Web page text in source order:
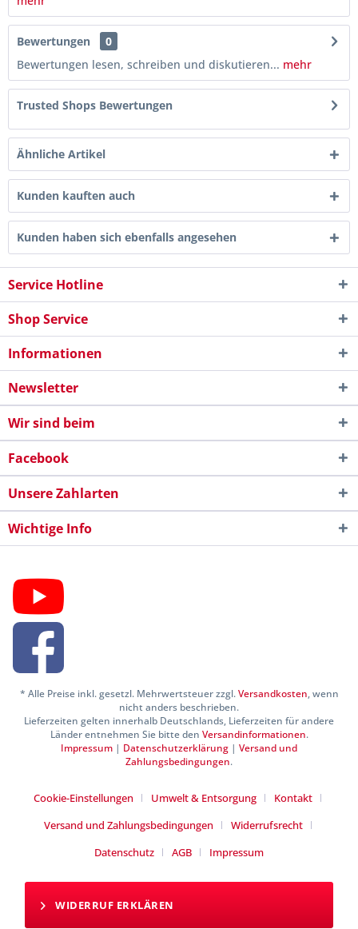
Bewertungen
0
Bewertungen lesen, schreiben und diskutieren... mehr
Trusted Shops Bewertungen
Ähnliche Artikel
Kunden kauften auch
Kunden haben sich ebenfalls angesehen
Service Hotline
Shop Service
Informationen
Newsletter
Wir sind beim
Facebook
Unsere Zahlarten
Wichtige Info
* Alle Preise inkl. gesetzl. Mehrwertsteuer zzgl.Versandkosten, wenn
nicht anders beschrieben.
Lieferzeiten gelten innerhalb Deutschlands, Lieferzeiten für andere
Länder entnehmen Sie bitte den Versandinformationen.
Impressum | Datenschutzerklärung | Versand und
Zahlungsbedingungen.
Cookie-Einstellungen Umwelt & Entsorgung
Kontakt
Versand und Zahlungsbedingungen
Widerrufsrecht
Datenschutz
AGB Impressum
WIDERRUF ERKLÄREN